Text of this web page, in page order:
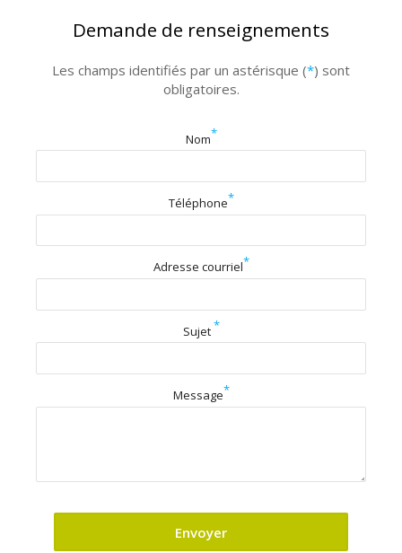
Demande de renseignements
Les champs identifiés par un astérisque (*) sont
obligatoires.
Nom*
Téléphone*
Adresse courriel*
Sujet*
Message*